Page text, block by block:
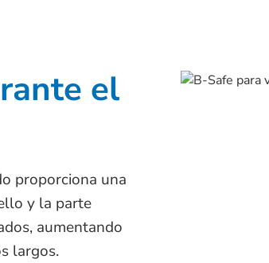
el
proporciona una
y la parte
aumentando
largos.